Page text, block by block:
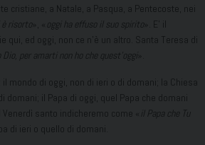
cristiane, a Natale, a Pasqua, a Pentecoste, nei
è risorto », « oggi ha effuso il suo spirito
». E’ il
qui, ed oggi, non ce n’è un altro. Santa Teresa di
Dio, per amarti non ho che quest’oggi
il mondo di oggi, non di ieri o di domani; la Chiesa
domani; il Papa di oggi, quel Papa che domani
santo indicheremo come «
il Papa che Tu
di ieri o quello di domani.